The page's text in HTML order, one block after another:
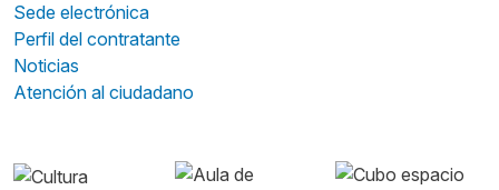
Sede electrónica
Perfil del contratante
Noticias
Atención al ciudadano